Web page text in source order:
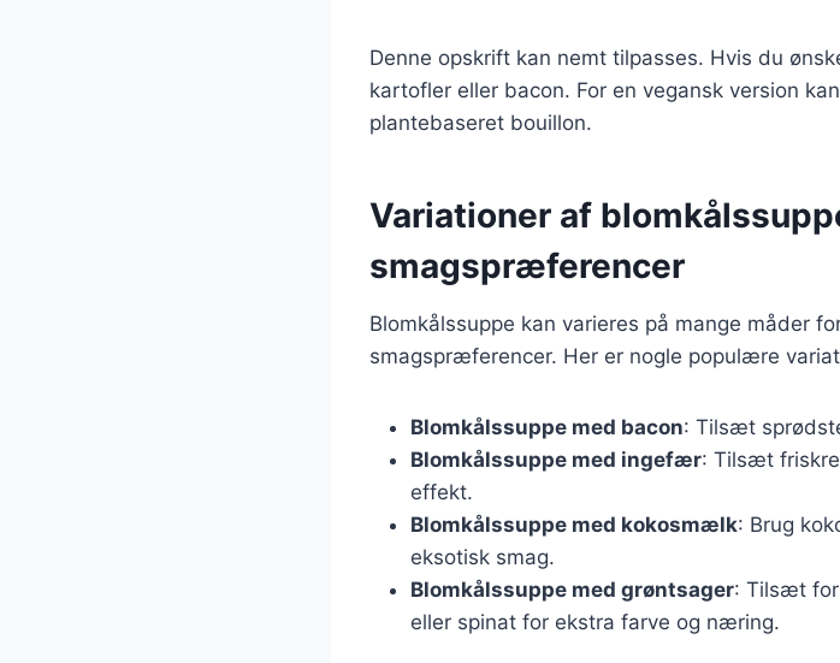
Denne opskrift kan nemt tilpasses. Hvis du
kartofler eller bacon. For en vegansk version
plantebaseret bouillon.
Variationer af
smagspræferencer
Blomkålssuppe kan varieres på mange måder
smagspræferencer. Her er nogle populære
Blomkålssuppe med bacon: Tilsæt
Blomkålssuppe med ingefær: Tilsæt
effekt.
Blomkålssuppe med kokosmælk: Brug
eksotisk smag.
Blomkålssuppe med grøntsager: Tilsæt
eller spinat for ekstra farve og næring.